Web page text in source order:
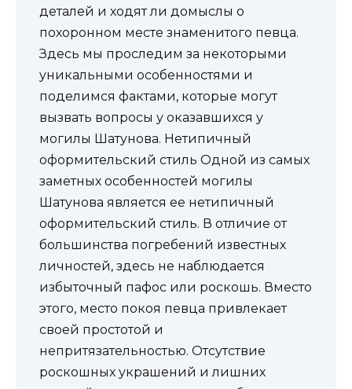
деталей и ходят ли домыслы о
похоронном месте знаменитого певца.
Здесь мы проследим за некоторыми
уникальными особенностями и
поделимся фактами, которые могут
вызвать вопросы у оказавшихся у
могилы Шатунова. Нетипичный
оформительский стиль Одной из самых
заметных особенностей могилы
Шатунова является ее нетипичный
оформительский стиль. В отличие от
большинства погребений известных
личностей, здесь не наблюдается
избыточный пафос или роскошь. Вместо
этого, место покоя певца привлекает
своей простотой и
непритязательностью. Отсутствие
роскошных украшений и лишних